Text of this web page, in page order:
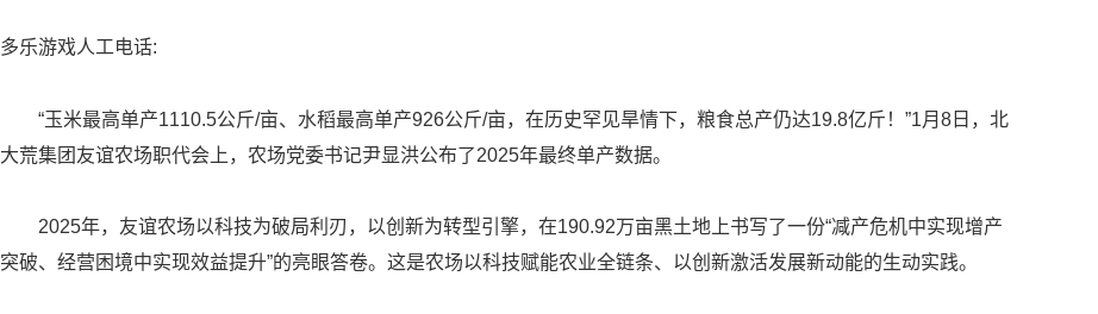
多乐游戏人工电话:
“玉米最高单产1110.5公斤/亩、水稻最高单产926公斤/亩，在历史罕见旱情下，粮食总产仍达19.8亿斤！”1月8日，北
大荒集团友谊农场职代会上，农场党委书记尹显洪公布了2025年最终单产数据。
2025年，友谊农场以科技为破局利刃，以创新为转型引擎，在190.92万亩黑土地上书写了一份“减产危机中实现增产
突破、经营困境中实现效益提升”的亮眼答卷。这是农场以科技赋能农业全链条、以创新激活发展新动能的生动实践。